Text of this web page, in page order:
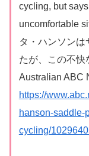
cycling, but
uncomfortable
タ・ハンソンは
たが、この不快
Australian ABC
https://
hanson-saddle-
cycling/